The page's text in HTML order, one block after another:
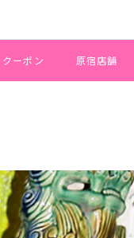
クーポン 原宿店舗